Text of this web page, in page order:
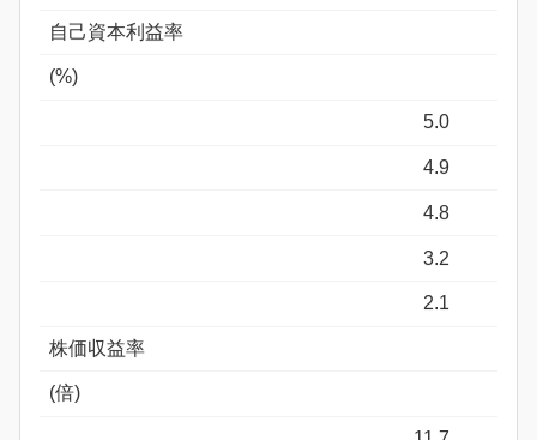
自己資本利益率
(%)
5.0
4.9
4.8
3.2
2.1
株価収益率
(倍)